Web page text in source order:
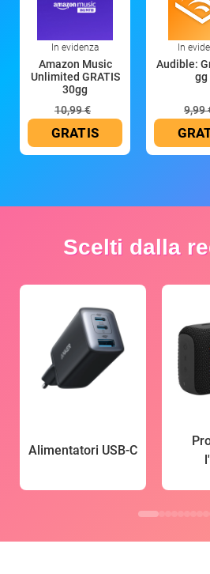
In evidenza
Amazon Music
Unlimited GRATIS
30gg
10,99 €
GRATIS
In
Audible:
gg
9,99
Scelti dalla
Alimentatori USB-C